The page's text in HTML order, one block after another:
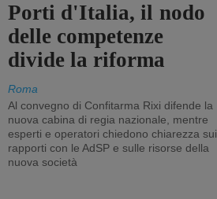
Porti d'Italia, il nodo
delle competenze
divide la riforma
Roma
Al convegno di Confitarma Rixi difende la
nuova cabina di regia nazionale, mentre
esperti e operatori chiedono chiarezza sui
rapporti con le AdSP e sulle risorse della
nuova società